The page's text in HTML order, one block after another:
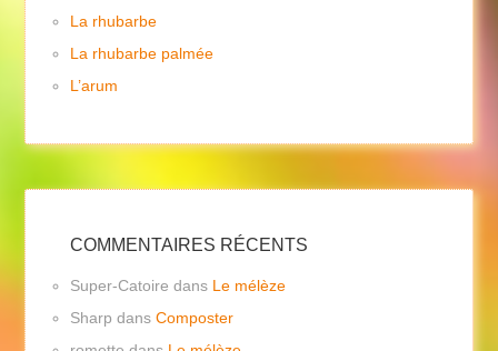
La rhubarbe
La rhubarbe palmée
L’arum
COMMENTAIRES RÉCENTS
Super-Catoire dans Le mélèze
Sharp dansComposter